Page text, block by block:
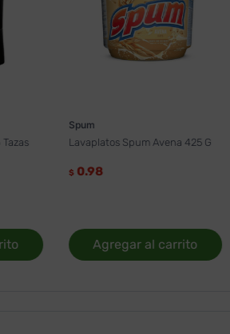
Spum
Lavaplatos Spum Avena 425 G
$ 0.98
Agregar al carrito